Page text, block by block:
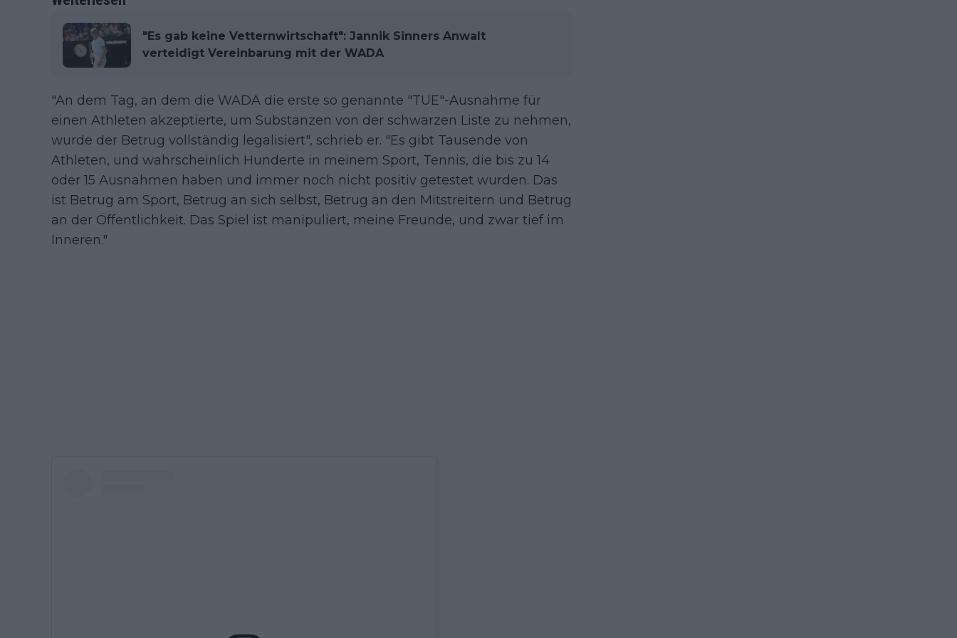
"Es gab keine Vetternwirtschaft": Jannik Sinners Anwalt
verteidigt Vereinbarung mit der WADA
"An dem Tag, an dem die WADA die erste so genannte "TUE"-Ausnahme für
einen Athleten akzeptierte, um Substanzen von der schwarzen Liste zu nehmen,
wurde der Betrug vollständig legalisiert", schrieb er. "Es gibt Tausende von
Athleten, und wahrscheinlich Hunderte in meinem Sport, Tennis, die bis zu 14
oder 15 Ausnahmen haben und immer noch nicht positiv getestet wurden. Das
ist Betrug am Sport, Betrug an sich selbst, Betrug an den Mitstreitern und Betrug
an der Öffentlichkeit. Das Spiel ist manipuliert, meine Freunde, und zwar tief im
Inneren."